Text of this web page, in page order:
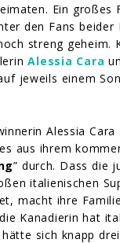
Ein großes
den Fans beider
streng geheim.
Alessia Cara
jeweils einem
Alessia
aus ihrem
” durch. Dass die
italienischen
macht ihre
Kanadierin hat
sich knapp